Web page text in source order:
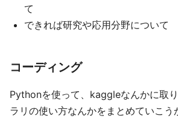
て
できれば研究や応用分野について
コーディング
Pythonを使って、kaggleなんかに取
ラリの使い方なんかをまとめていこう